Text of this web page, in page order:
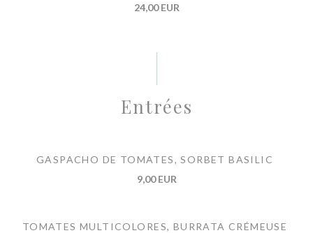
24,00 EUR
Entrées
GASPACHO DE TOMATES, SORBET BASILIC
9,00 EUR
TOMATES MULTICOLORES, BURRATA CRÉMEUSE